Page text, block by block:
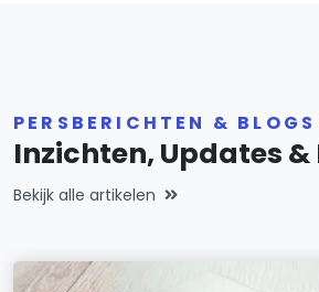
PERSBERICHTEN &
Inzichten, Updates &
Bekijk alle artikelen